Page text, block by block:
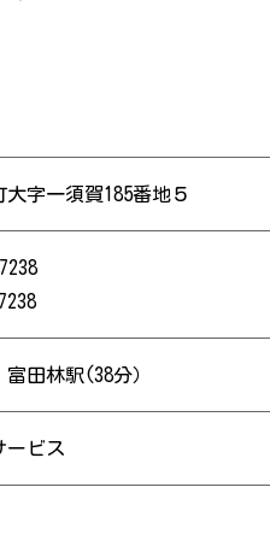
字一須賀185番地５
田林駅(38分）
ービス